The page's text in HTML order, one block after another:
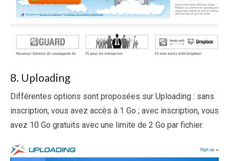
8. Uploading
Différentes options sont proposées sur Uploading : sans
inscription, vous avez accès à 1 Go ; avec inscription, vous
avez 10 Go gratuits avec une limite de 2 Go par fichier.